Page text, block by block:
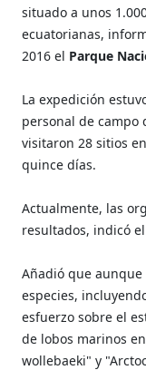
situado a unos
ecuatorianas,
2016 el Parque
La expedición
personal de campo
visitaron 28 sitios
quince días.
Actualmente, las
resultados, indicó
Añadió que
especies,
esfuerzo sobre el
de lobos marinos
wollebaeki" y